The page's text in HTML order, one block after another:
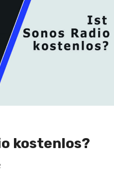
kostenlos?